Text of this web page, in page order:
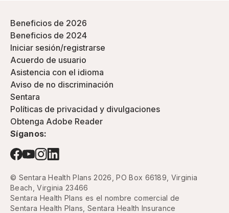
Beneficios de 2026
Beneficios de 2024
Iniciar sesión/registrarse
Acuerdo de usuario
Asistencia con el idioma
Aviso de no discriminación
Sentara
Políticas de privacidad y divulgaciones
Obtenga Adobe Reader
Síganos:
© Sentara Health Plans 2026, PO Box 66189, Virginia
Beach, Virginia 23466
Sentara Health Plans es el nombre comercial de
Sentara Health Plans, Sentara Health Insurance